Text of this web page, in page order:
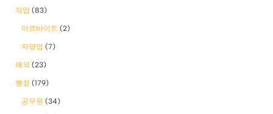
직업 (83)
아르바이트 (2)
자영업 (7)
해외 (23)
행정 (179)
공무원 (34)